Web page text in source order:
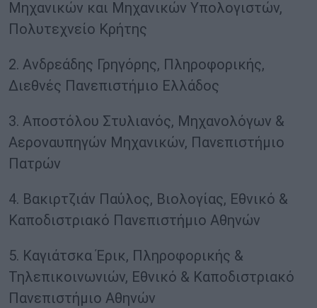
Μηχανικών και Μηχανικών Υπολογιστών,
Πολυτεχνείο Κρήτης
2. Ανδρεάδης Γρηγόρης, Πληροφορικής,
Διεθνές Πανεπιστήμιο Ελλάδος
3. Αποστόλου Στυλιανός, Μηχανολόγων &
Αεροναυπηγών Μηχανικών, Πανεπιστήμιο
Πατρών
4. Βακιρτζιάν Παύλος, Βιολογίας, Εθνικό &
Καποδιστριακό Πανεπιστήμιο Αθηνών
5. Καγιάτσκα Έρικ, Πληροφορικής &
Τηλεπικοινωνιών, Εθνικό & Καποδιστριακό
Πανεπιστήμιο Αθηνών